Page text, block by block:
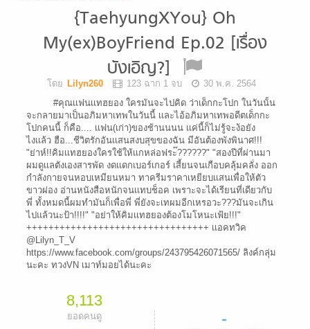
{TaehyungXYou} Oh
My(ex)BoyFriend Ep.02 [เรื่อง
บังเอิญ?]
โดย Lilyn260 123 ฉาก 1 จบ
30 พ.ค. 2564
#คุณเเฟนเเทฮยอง ใครมันจะไปคิด ว่าเด็กกะโปก ในวันนั้น
จะกลายมาเป็นอภิมหาเทพในวันนี้ เเละไอ้อภิมหาเทพอดีตเด็กกะ
โปกคนนี้ ก็คือ.... เเฟน(เก่า)ของช้านนนน เเค่นี้ก็ไม่รู้จะง้อยัง
ไงเเล้ว ฮือ...ชีวิตรักอันเเสนสงบสุขของฉัน มีอันต้องพังพินาศ!!!
"ย่าห์!!คิมเเทฮยองใครใช้ให้เเกหล่อฟระ๊??????" "สองปีที่ผ่านมา
ผมดูเเลตังเองสารพัด งดเเดกเบอร์เกอร์ เสี้ยนจนเกือบคลุ้มคลั่ง ออก
กำลังกายจนหอบเหมียนหมา ทาครีมราคาเหยียบเเสนเพื่อให้ตัว
ขาวผ่อง อ่านหนังสือหนักจนเเทบช็อค เพราะจะได้เรียนที่เดียวกับ
พี่ ทั้งหมดนี้ผมทำมันก็เพื่อพี่ พี่ยังจะเทผมอีกเหรอวะ???มันจะเกิน
ไปแล้วนะป้า!!!!" "อย่าให้คิมเเทฮยองต้องโมโหนะเฟ้ย!!!"
+++++++++++++++++++++++++++++++++ เเอคทวิค
@Lilyn_T_V
https://www.facebook.com/groups/243795426071565/ ลิงค์กลุ่ม
นะคะ ทวงVN เมาท์มอยได้นะคะ
8,113
ยอดคนดู -